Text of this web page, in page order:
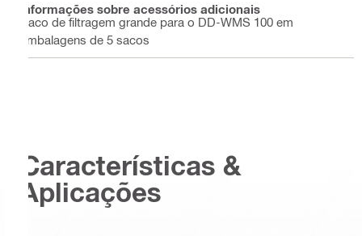
Informações sobre acessórios adicionais
Saco de filtragem grande para o DD-WMS 100 em
embalagens de 5 sacos
Características &
Aplicações